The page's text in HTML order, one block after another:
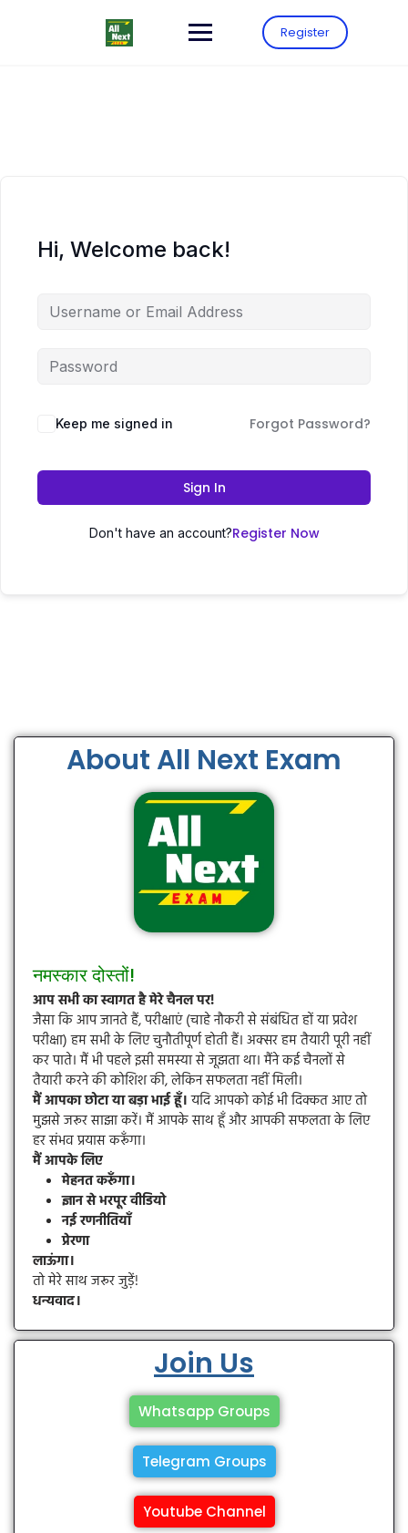
Register
Hi, Welcome back!
Keep me signed in Forgot Password?
Sign In
Don't have an account?Register Now
About All Next Exam
नमस्कार दोस्तों!
आप सभी का स्वागत है मेरे चैनल पर!
जैसा कि आप जानते हैं, परीक्षाएं (चाहे नौकरी से संबंधित हों या प्रवेश
परीक्षा) हम सभी के लिए चुनौतीपूर्ण होती हैं। अक्सर हम तैयारी पूरी नहीं
कर पाते। मैं भी पहले इसी समस्या से जूझता था। मैंने कई चैनलों से
तैयारी करने की कोशिश की, लेकिन सफलता नहीं मिली।
मैं आपका छोटा या बड़ा भाई हूँ।यदि आपको कोई भी दिक्कत आए तो
मुझसे जरूर साझा करें। मैं आपके साथ हूँ और आपकी सफलता के लिए
हर संभव प्रयास करूँगा।
मैं आपके लिए
मेहनत करूँगा।
ज्ञान से भरपूर वीडियो
नई रणनीतियाँ
प्रेरणा
लाऊंगा।
तो मेरे साथ जरूर जुड़ें!
धन्यवाद।
Join Us
Whatsapp Groups
Telegram Groups
Youtube Channel